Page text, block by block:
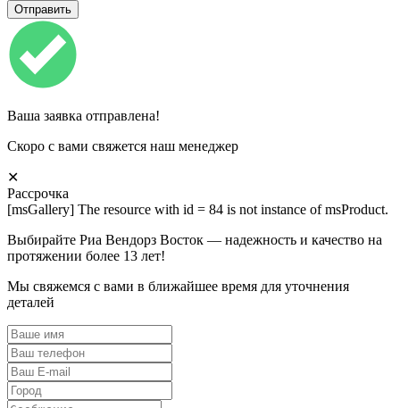
Ваша заявка отправлена!
Скоро с вами свяжется наш менеджер
✕
Рассрочка
[msGallery] The resource with id = 84 is not instance of msProduct.
Выбирайте Риа Вендорз Восток — надежность и качество на
протяжении более 13 лет!
Мы свяжемся с вами в ближайшее время для уточнения
деталей